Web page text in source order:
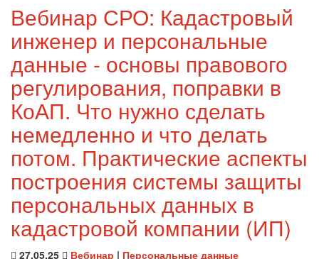
Вебинар СРО: Кадастровый
инженер и персональные
данные - основы правового
регулирования, поправки в
КоАП. Что нужно сделать
немедленно и что делать
потом. Практические аспекты
построения системы защиты
персональных данных в
кадастровой компании (ИП)
27.05.25 Вебинар | Персональные данные